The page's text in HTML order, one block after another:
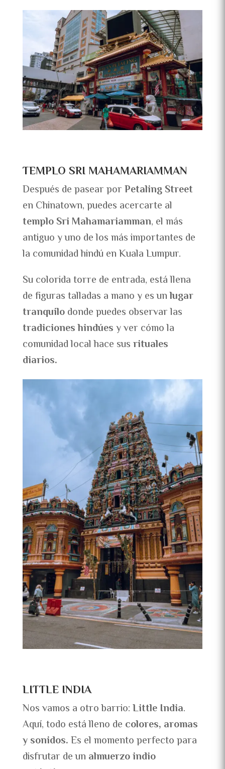
TEMPLO SRI MAHAMARIAMMAN
Después de pasear porPetaling Street
en Chinatown, puedes acercarte al
templo Sri Mahamariamman, el más
antiguo y uno de los más importantes de
la comunidad hindú en Kuala Lumpur.
Su colorida torre de entrada, está llena
de figuras talladas a mano y es unlugar
tranquilodonde puedes observar las
tradiciones hindúesy ver cómo la
comunidad local hace susrituales
diarios.
LITTLE INDIA
Nos vamos a otro barrio:Little India.
Aquí, todo está lleno de colores, aromas
y sonidos.Es el momento perfecto para
disfrutar de un almuerzo indio